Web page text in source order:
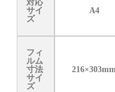
対応
サイ
ズ
A4
フィ
ルム
寸法
サイ
ズ